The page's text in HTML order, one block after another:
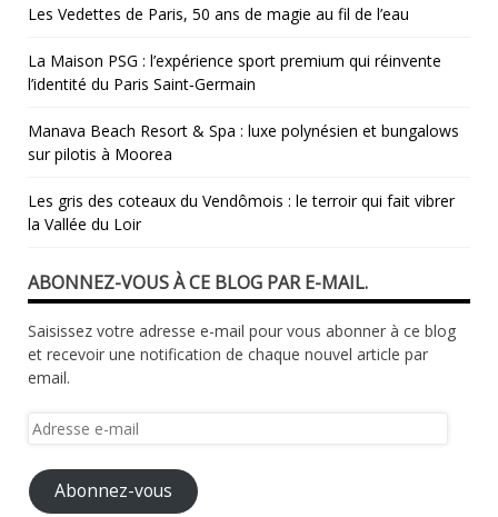
Les Vedettes de Paris, 50 ans de magie au fil de l’eau
La Maison PSG : l’expérience sport premium qui réinvente
l’identité du Paris Saint‑Germain
Manava Beach Resort & Spa : luxe polynésien et bungalows
sur pilotis à Moorea
Les gris des coteaux du Vendômois : le terroir qui fait vibrer
la Vallée du Loir
ABONNEZ-VOUS À CE BLOG PAR E-MAIL.
Saisissez votre adresse e-mail pour vous abonner à ce blog
et recevoir une notification de chaque nouvel article par
email.
Adresse
mail
Abonnez-vous